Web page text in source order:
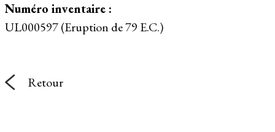
Numéro inventaire :
UL000597 (Eruption de 79 E.C.)
Retour